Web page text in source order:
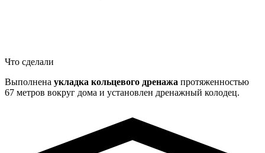
Что сделали
Выполнена укладка кольцевого дренажа протяженностью
67 метров вокруг дома и установлен дренажный колодец.